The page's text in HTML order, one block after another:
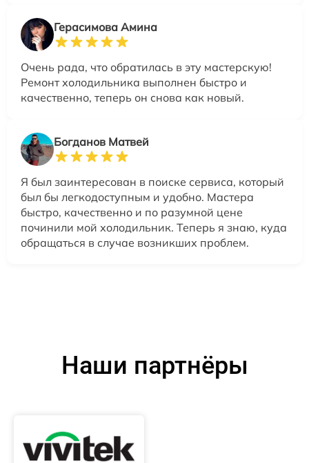
Герасимова Амина
Очень рада, что обратилась в эту мастерскую!
Ремонт холодильника выполнен быстро и
качественно, теперь он снова как новый.
Богданов Матвей
Я был заинтересован в поиске сервиса, который
был бы легкодоступным и удобно. Мастера
быстро, качественно и по разумной цене
починили мой холодильник. Теперь я знаю, куда
обращаться в случае возникших проблем.
Наши партнёры